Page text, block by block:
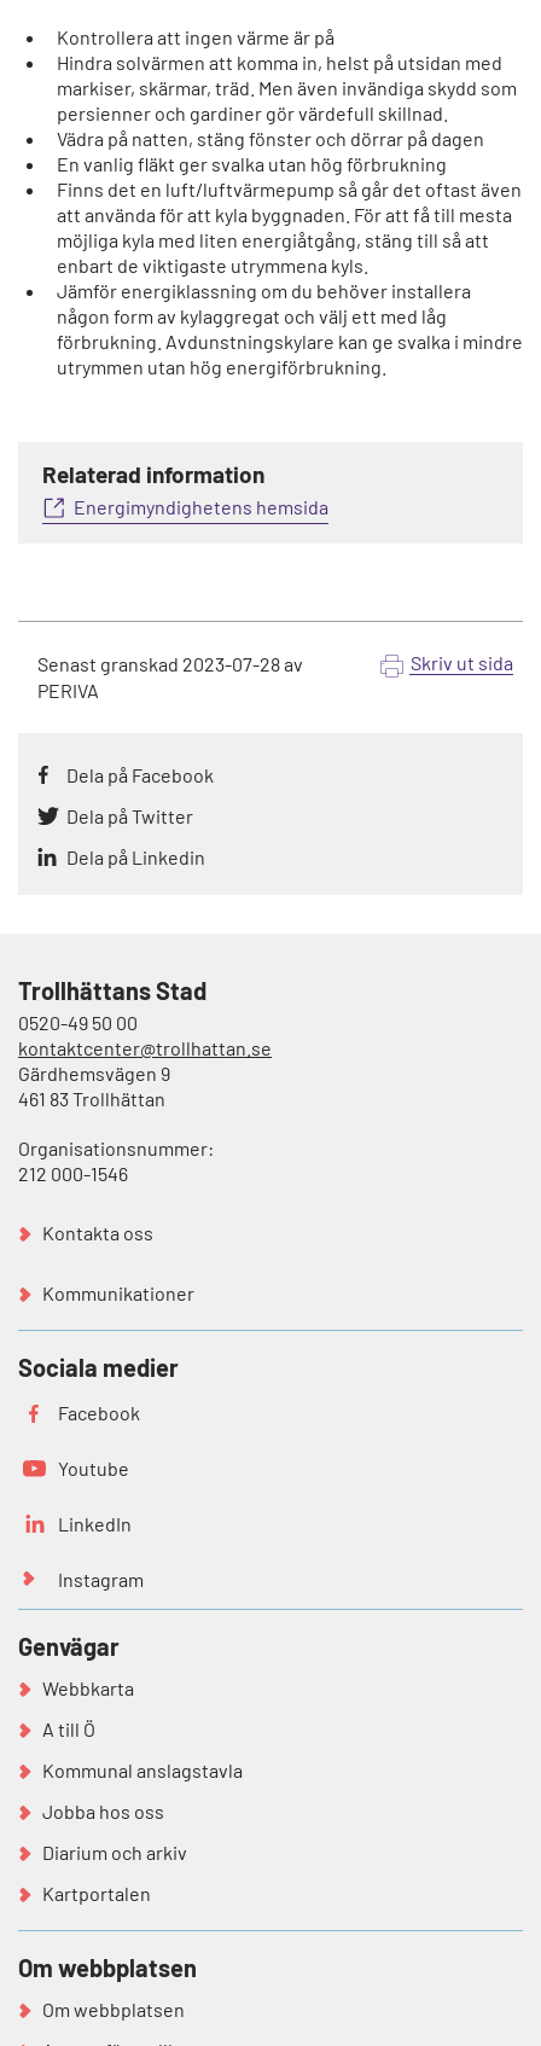
Kontrollera att ingen värme är på
Hindra solvärmen att komma in, helst på utsidan med
markiser, skärmar, träd. Men även invändiga skydd som
persienner och gardiner gör värdefull skillnad.
Vädra på natten, stäng fönster och dörrar på dagen
En vanlig fläkt ger svalka utan hög förbrukning
Finns det en luft/luftvärmepump så går det oftast även
att använda för att kyla byggnaden. För att få till mesta
möjliga kyla med liten energiåtgång, stäng till så att
enbart de viktigaste utrymmena kyls.
Jämför energiklassning om du behöver installera
någon form av kylaggregat och välj ett med låg
förbrukning. Avdunstningskylare kan ge svalka i mindre
utrymmen utan hög energiförbrukning.
Relaterad information
Energimyndighetens hemsida
Senast granskad 2023-07-28av
PERIVA
Skriv ut sida
Dela på Facebook
Dela på Twitter
Dela på Linkedin
Trollhättans Stad
0520-49 50 00
kontaktcenter@trollhattan.se
Gärdhemsvägen 9
461 83 Trollhättan
Organisationsnummer:
212 000-1546
Kontakta oss
Kommunikationer
Sociala medier
Facebook
Youtube
LinkedIn
Instagram
Genvägar
Webbkarta
A till Ö
Kommunal anslagstavla
Jobba hos oss
Diarium och arkiv
Kartportalen
Om webbplatsen
Om webbplatsen